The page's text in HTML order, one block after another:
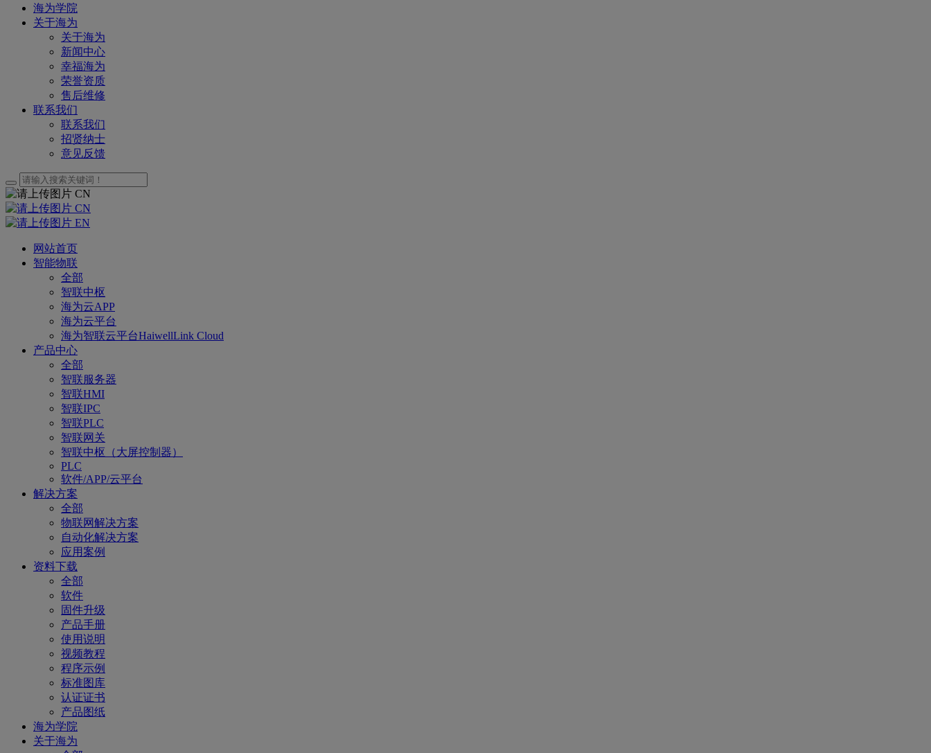
海为学院
关于海为
关于海为
新闻中心
幸福海为
荣誉资质
售后维修
联系我们
联系我们
招贤纳士
意见反馈
CN
CN
EN
网站首页
智能物联
全部
智联中枢
海为云APP
海为云平台
海为智联云平台HaiwellLink Cloud
产品中心
全部
智联服务器
智联HMI
智联IPC
智联PLC
智联网关
智联中枢（大屏控制器）
PLC
软件/APP/云平台
解决方案
全部
物联网解决方案
自动化解决方案
应用案例
资料下载
全部
软件
固件升级
产品手册
使用说明
视频教程
程序示例
标准图库
认证证书
产品图纸
海为学院
关于海为